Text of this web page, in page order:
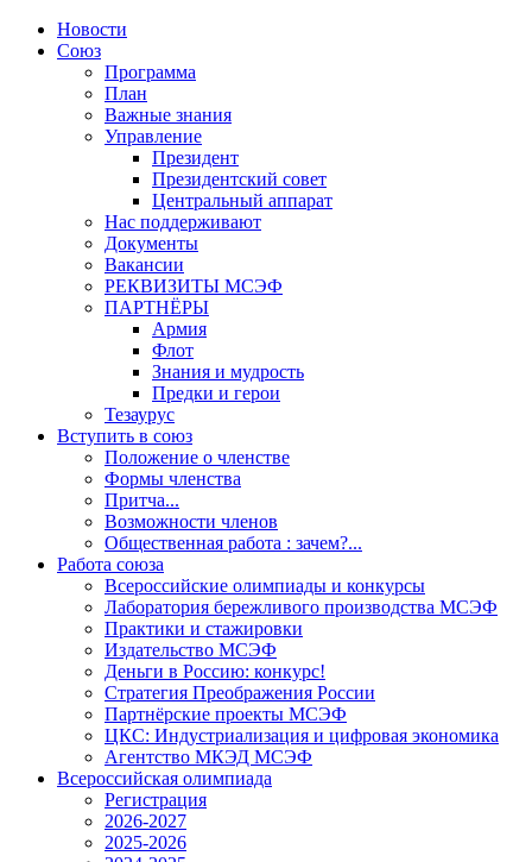
Новости
Союз
Программа
План
Важные знания
Управление
Президент
Президентский совет
Центральный аппарат
Нас поддерживают
Документы
Вакансии
РЕКВИЗИТЫ МСЭФ
ПАРТНЁРЫ
Армия
Флот
Знания и мудрость
Предки и герои
Тезаурус
Вступить в союз
Положение о членстве
Формы членства
Притча...
Возможности членов
Общественная работа : зачем?...
Работа союза
Всероссийские олимпиады и конкурсы
Лаборатория бережливого производства МСЭФ
Практики и стажировки
Издательство МСЭФ
Деньги в Россию: конкурс!
Стратегия Преображения России
Партнёрские проекты МСЭФ
ЦКС: Индустриализация и цифровая экономика
Агентство МКЭД МСЭФ
Всероссийская олимпиада
Регистрация
2026-2027
2025-2026